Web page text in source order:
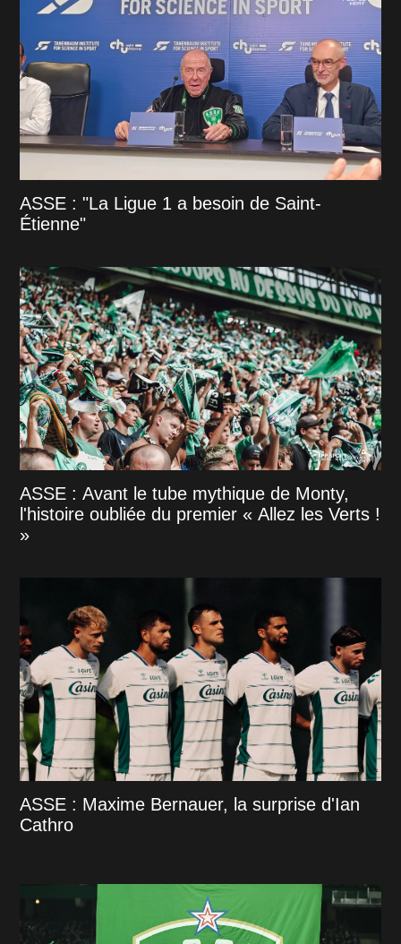
ASSE : "La Ligue 1 a besoin de Saint-
Étienne"
ASSE : Avant le tube mythique de Monty,
l'histoire oubliée du premier « Allez les Verts !
»
ASSE : Maxime Bernauer, la surprise d'Ian
Cathro